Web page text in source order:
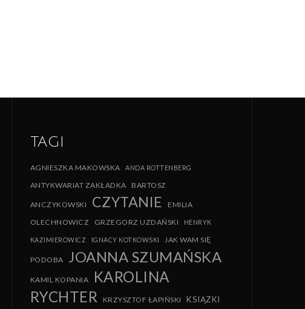
TAGI
AGNIESZKA MAKOWSKA ANDA ROTTENBERG
ANTYKWARIAT ZAKŁADKA BARTOSZ
ANCZYKOWSKI CZYTANIE
EMILIA
OLECHNOWICZ
GRZEGORZ UZDAŃSKI HENRYK
KAZIMIEROWICZ IGNACY KOTKOWSKI JAK WAM SIĘ
PODOBA JOANNA SZUMAŃSKA
KAMIL KOPANIA
KAROLINA
RYCHTER
KRZYSZTOF ŁAPIŃSKI KSIĄZKI